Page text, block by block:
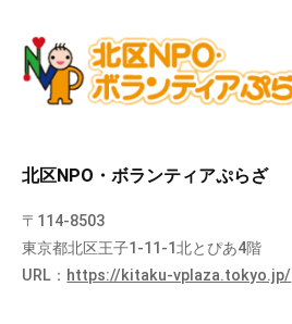
北区NPO・ボランティアぷらざ
〒114-8503
東京都北区王子1-11-1北とぴあ4階
URL： https://kitaku-vplaza.tokyo.jp/